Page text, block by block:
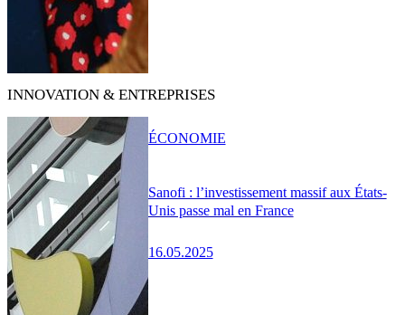
INNOVATION & ENTREPRISES
Sanofi : l’investissement massif aux États-
Unis passe mal en France
16.05.2025
ÉCONOMIE